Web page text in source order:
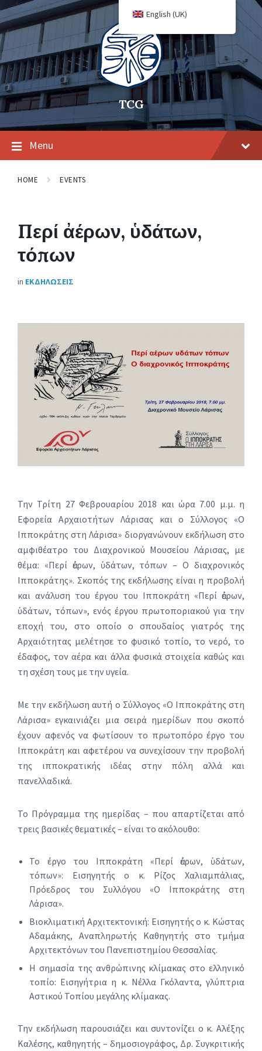
TCG
Menu
HOME EVENTS
Περί ἀέρων, ὑδάτων,
τόπων
in ΕΚΔΗΛΩΣΕΙΣ
Την Τρίτη 27 Φεβρουαρίου 2018 και ώρα 7.00 μ.μ. η
Εφορεία Αρχαιοτήτων Λάρισας και ο Σύλλογος «Ο
Ιπποκράτης στη Λάρισα» διοργανώνουν εκδήλωση στο
αμφιθέατρο του Διαχρονικού Μουσείου Λάρισας, με
θέμα: «Περί ἀέρων, ὑδάτων, τόπων – Ο διαχρονικός
Ιπποκράτης». Σκοπός της εκδήλωσης είναι η προβολή
και ανάλυση του έργου του Ιπποκράτη «Περί ἀέρων,
ὑδάτων, τόπων», ενός έργου πρωτοποριακού για την
εποχή του, στο οποίο ο σπουδαίος γιατρός της
Αρχαιότητας μελέτησε το φυσικό τοπίο, το νερό, το
έδαφος, τον αέρα και άλλα φυσικά στοιχεία καθώς και
τη σχέση τους με την υγεία.
Με την εκδήλωση αυτή ο Σύλλογος «Ο Ιπποκράτης στη
Λάρισα» εγκαινιάζει μια σειρά ημερίδων που σκοπό
έχουν αφενός να φωτίσουν το πρωτοπόρο έργο του
Ιπποκράτη και αφετέρου να συνεχίσουν την προβολή
της ιπποκρατικής ιδέας στην πόλη αλλά και
πανελλαδικά.
Το Πρόγραμμα της ημερίδας – που απαρτίζεται από
τρεις βασικές θεματικές – είναι το ακόλουθο:
Το έργο του Ιπποκράτη «Περί ἀέρων, ὑδάτων,
τόπων»: Εισηγητής ο κ. Ρίζος Χαλιαμπάλιας,
Πρόεδρος του Συλλόγου «Ο Ιπποκράτης στη
Λάρισα».
Βιοκλιματική Αρχιτεκτονική: Εισηγητής ο κ. Κώστας
Αδαμάκης, Αναπληρωτής Καθηγητής στο τμήμα
Αρχιτεκτόνων του Πανεπιστημίου Θεσσαλίας.
Η σημασία της ανθρώπινης κλίμακας στο ελληνικό
τοπίο: Εισηγήτρια η κ. Νέλλα Γκόλαντα, γλύπτρια
Αστικού Τοπίου μεγάλης κλίμακας.
Την εκδήλωση παρουσιάζει και συντονίζει ο κ. Αλέξης
Καλέσης, καθηγητής – δημοσιογράφος, Δρ. Συγκριτικής
English (UK)